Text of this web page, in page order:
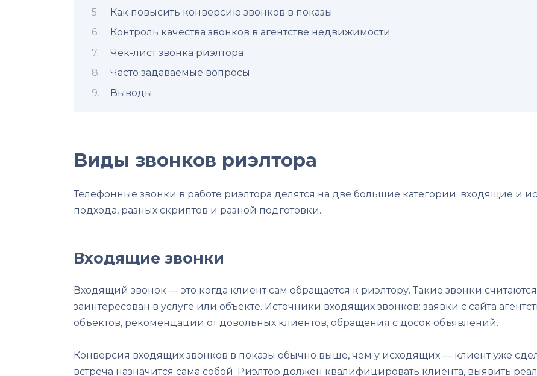
Как повысить конверсию звонков в показы
Контроль качества звонков в агентстве недвижимости
Чек-лист звонка риэлтора
Часто задаваемые вопросы
Выводы
Виды звонков риэлтора
Телефонные звонки в работе риэлтора делятся на две большие категории: входящие и
подхода, разных скриптов и разной подготовки.
Входящие звонки
Входящий звонок — это когда клиент сам обращается к риэлтору. Такие звонки
заинтересован в услуге или объекте. Источники входящих звонков: заявки с сайта
объектов, рекомендации от довольных клиентов, обращения с досок объявлений.
Конверсия входящих звонков в показы обычно выше, чем у исходящих — клиент уже
встреча назначится сама собой. Риэлтор должен квалифицировать клиента, выявить